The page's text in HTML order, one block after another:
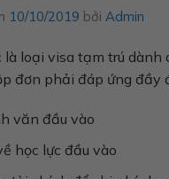
10/10/2019 bởi Admin
là loại visa tạm trú
đơn phải đáp ứng đầy
văn đầu vào
học lực đầu vào